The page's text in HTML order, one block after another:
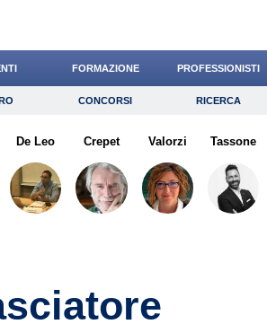
FORMAZIONE PROFESSIONISTI
Concorsi Ricerca
Diritto Economia
CONCORSI RICERCA
De Leo Crepet Valorzi Tassone